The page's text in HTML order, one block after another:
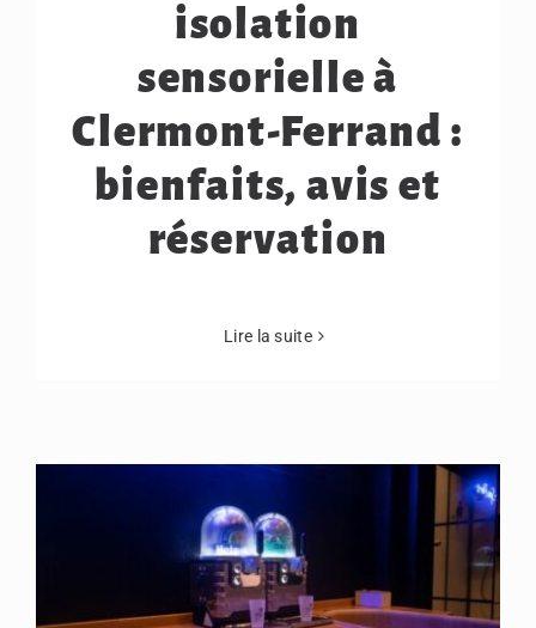
isolation
sensorielle à
Clermont-Ferrand :
bienfaits, avis et
réservation
Lire la suite